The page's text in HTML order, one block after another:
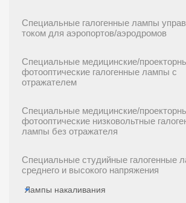
Специальные галогенные лампы
током для аэропортов/аэродромов
Специальные медицинские/
фотооптические галогенные лампы с
отражателем
Специальные медицинские/
фотооптические низковольтные
лампы без отражателя
Специальные студийные галогенные
среднего и высокого напряжения
Лампы накаливания